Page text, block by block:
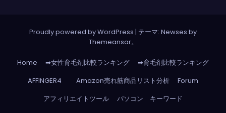
Proudly powered by WordPress | テーマ: Newses by
Themeansar。
Home ➡女性育毛剤比較ランキング
➡育毛剤比較ランキング
AFFINGER4
Amazon売れ筋商品リスト分析
Forum
アフィリエイトツール
パソコン キーワード